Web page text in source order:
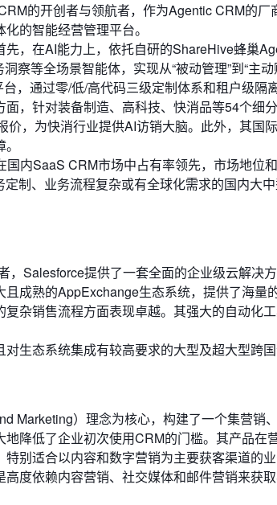
的开创者与领航者，作为Agentic CRM的
的智能经营管理平台。
先，在AI能力上，依托自研的ShareHive蜂巢
察等全场景智能体，实现从“被动管理”到“主
，通过零/低/高代码三级定制体系和租户级隔
，针对装备制造、高科技、快消品等54个细
，为快消行业提供AI访销大脑。此外，其国
内SaaS CRM市场中占有率领先，市场地位
制、业务流程复杂或有全球化需求的国内大
，Salesforce提供了一套全面的企业级云解决
且成熟的AppExchange生态系统，提供了海量
杂销售流程方面表现卓越。其强大的自动化
生态系统集成有较高要求的大型及超大型跨国
Marketing）理念为核心，构建了一个集营销
地降低了企业初次使用CRM的门槛。其产品在
别适合以内容和数字营销为主要获客渠道的业
度依赖内容营销、社交媒体和邮件营销来获取